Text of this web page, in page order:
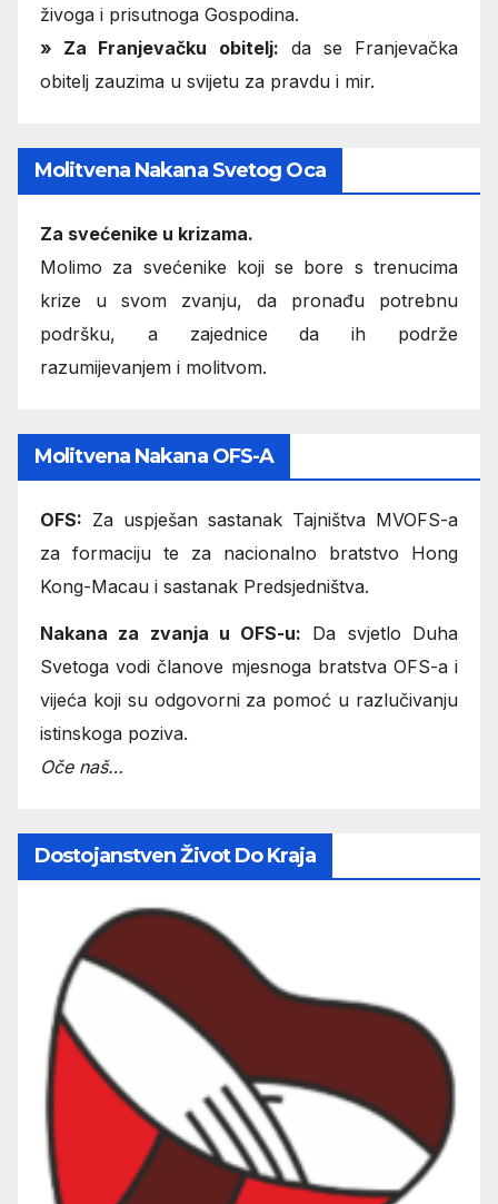
živoga i prisutnoga Gospodina.
» Za Franjevačku obitelj: da se Franjevačka
obitelj zauzima u svijetu za pravdu i mir.
Molitvena Nakana Svetog Oca
Za svećenike u krizama.
Molimo za svećenike koji se bore s trenucima
krize u svom zvanju, da pronađu potrebnu
podršku, a zajednice da ih podrže
razumijevanjem i molitvom.
Molitvena Nakana OFS-A
OFS: Za uspješan sastanak Tajništva MVOFS-a
za formaciju te za nacionalno bratstvo Hong
Kong-Macau i sastanak Predsjedništva.
Nakana za zvanja u OFS-u: Da svjetlo Duha
Svetoga vodi članove mjesnoga bratstva OFS-a i
vijeća koji su odgovorni za pomoć u razlučivanju
istinskoga poziva.
Oče naš…
Dostojanstven Život Do Kraja